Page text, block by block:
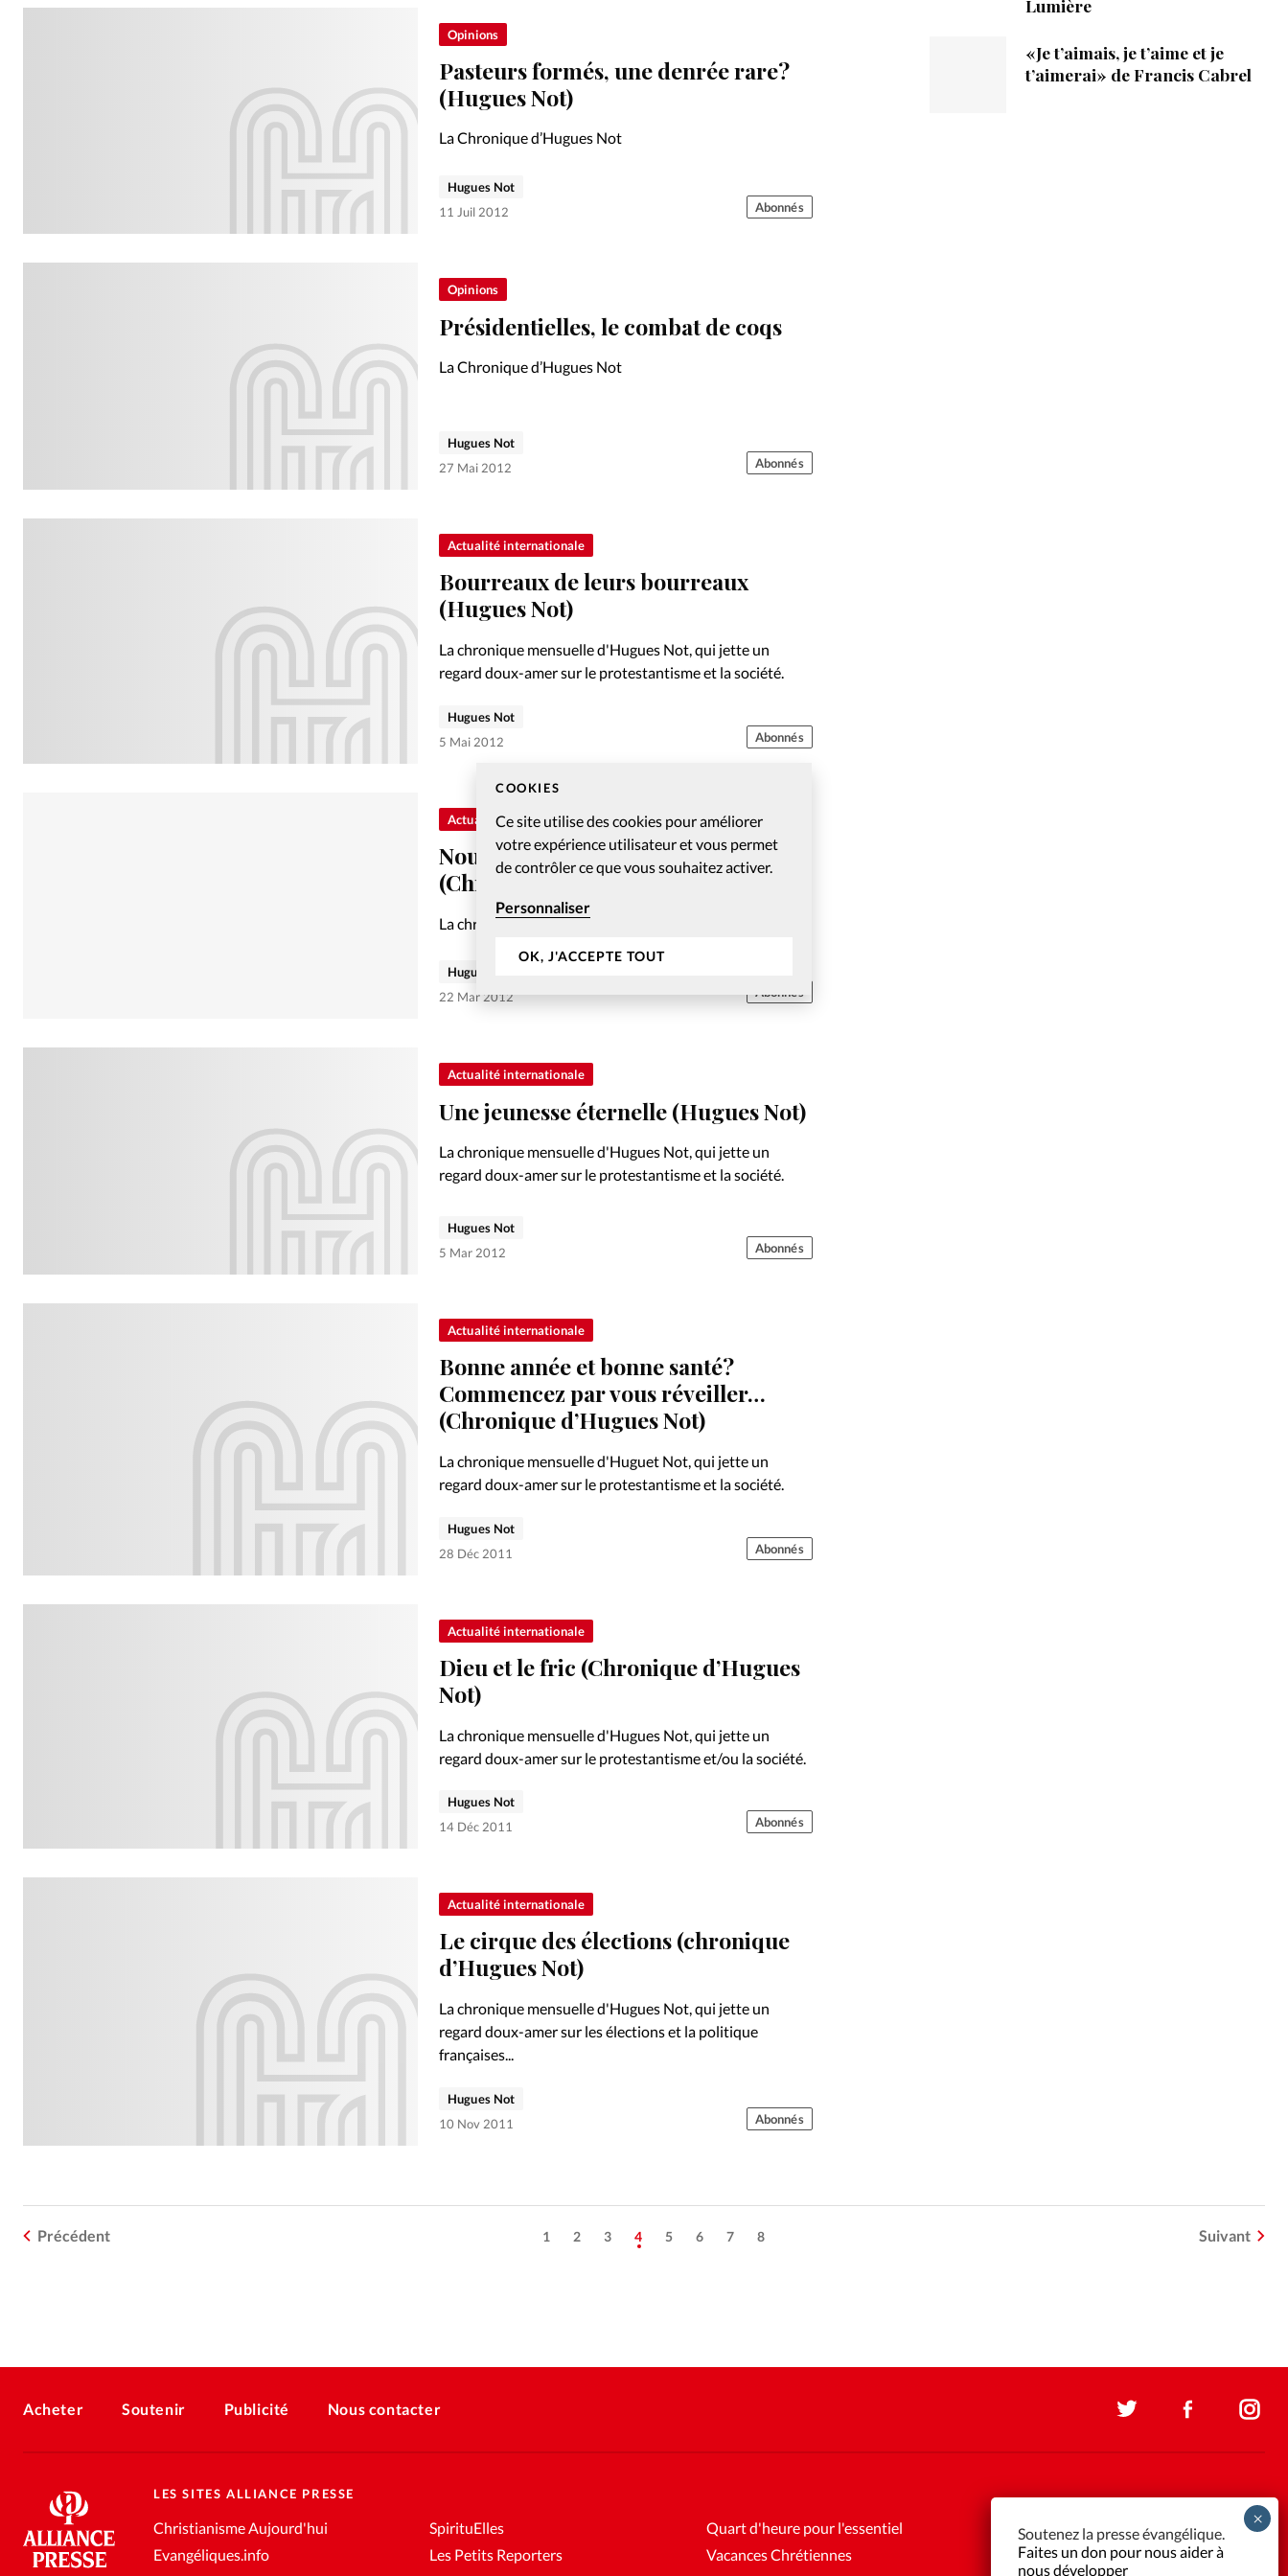
COOKIES
Ce site utilise des cookies pour améliorer
votre expérience utilisateur et vous permet
de contrôler ce que vous souhaitez activer.
Personnaliser
OK, J'ACCEPTE TOUT
Opinions
Pasteurs formés, une denrée rare?
(Hugues Not)
La Chronique d’Hugues Not
Hugues Not
11 Juil 2012
Abonnés
Opinions
Présidentielles, le combat de coqs
La Chronique d’Hugues Not
Hugues Not
27 Mai 2012
Abonnés
Actualité internationale
Bourreaux de leurs bourreaux
(Hugues Not)
La chronique mensuelle d'Hugues Not, qui jette un
regard doux-amer sur le protestantisme et la société.
Hugues Not
5 Mai 2012
Abonnés
Actualité internationale
Nous sommes des dieux ratés
(Chronique d’Hugues Not)
La chronique mensuelle d'Hugues Not, qui jette un
Hugues Not
22 Mar 2012
Abonnés
Actualité internationale
Une jeunesse éternelle (Hugues Not)
La chronique mensuelle d'Hugues Not, qui jette un
regard doux-amer sur le protestantisme et la société.
Hugues Not
5 Mar 2012
Abonnés
Actualité internationale
Bonne année et bonne santé?
Commencez par vous réveiller…
(Chronique d’Hugues Not)
La chronique mensuelle d'Huguet Not, qui jette un
regard doux-amer sur le protestantisme et la société.
Hugues Not
28 Déc 2011
Abonnés
Actualité internationale
Dieu et le fric (Chronique d’Hugues
Not)
La chronique mensuelle d'Hugues Not, qui jette un
regard doux-amer sur le protestantisme et/ou la société.
Hugues Not
14 Déc 2011
Abonnés
Actualité internationale
Le cirque des élections (chronique
d’Hugues Not)
La chronique mensuelle d'Hugues Not, qui jette un
regard doux-amer sur les élections et la politique
françaises...
Hugues Not
10 Nov 2011
Abonnés
Précédent 1 2 3 4 5 6 7 8 Suivant
Lumière
«Je t’aimais, je t’aime et je
t’aimerai» de Francis Cabrel
Acheter Soutenir Publicité Nous contacter
LES SITES ALLIANCE PRESSE
Christianisme Aujourd'hui
Evangéliques.info
SpirituElles
Les Petits Reporters
Quart d'heure pour l'essentiel
Vacances Chrétiennes
Soutenez la presse évangélique.
Faites un don pour nous aider à
nous développer